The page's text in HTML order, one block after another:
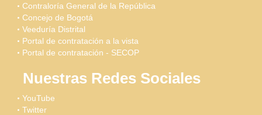
Contraloría General de la República
Concejo de Bogotá
Veeduría Distrital
Portal de contratación a la vista
Portal de contratación - SECOP
Nuestras Redes Sociales
YouTube
Twitter